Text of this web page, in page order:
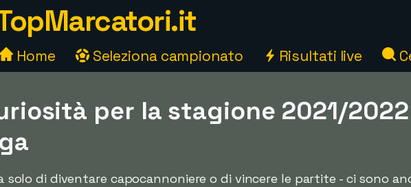
Home Seleziona campionato Risultati live
per la stagione 2021/
solo di diventare capocannoniere o di vincere le partite - ci sono